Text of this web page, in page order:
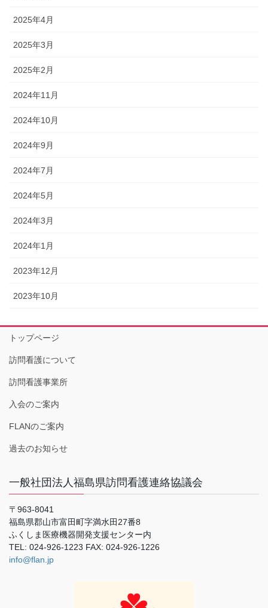
2025年4月
2025年3月
2025年2月
2024年11月
2024年10月
2024年9月
2024年7月
2024年5月
2024年3月
2024年1月
2023年12月
2023年10月
トップページ
訪問看護について
訪問看護事業所
入会のご案内
FLANのご案内
過去のお知らせ
一般社団法人福島県訪問看護連絡協議会
〒963-8041
福島県郡山市富田町字満水田27番8
ふくしま医療機器開発支援センター内
TEL: 024-926-1223 FAX: 024-926-1226
info@flan.jp